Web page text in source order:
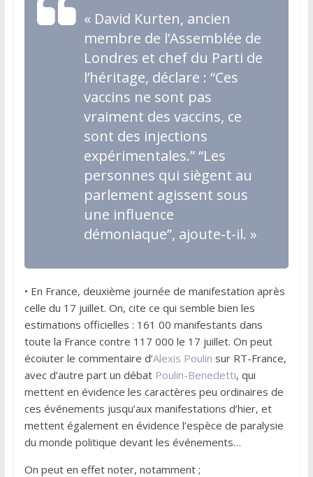
« David Kurten, ancien
membre de l’Assemblée de
Londres et chef du Parti de
l’héritage, déclare : “Ces
vaccins ne sont pas
vraiment des vaccins, ce
sont des injections
expérimentales.” “Les
personnes qui siègent au
parlement agissent sous
une influence
démoniaque”, ajoute-t-il. »
• En France, deuxième journée de manifestation après
celle du 17 juillet. On, cite ce qui semble bien les
estimations officielles : 161 00 manifestants dans
toute la France contre 117 000 le 17 juillet. On peut
écoiuter le commentaire d’Alexis Poulin sur RT-France,
avec d’autre part un débat Poulin-Benedetti, qui
mettent en évidence les caractères peu ordinaires de
ces événements jusqu’aux manifestations d’hier, et
mettent également en évidence l’espèce de paralysie
du monde politique devant les événements…
On peut en effet noter, notamment ;